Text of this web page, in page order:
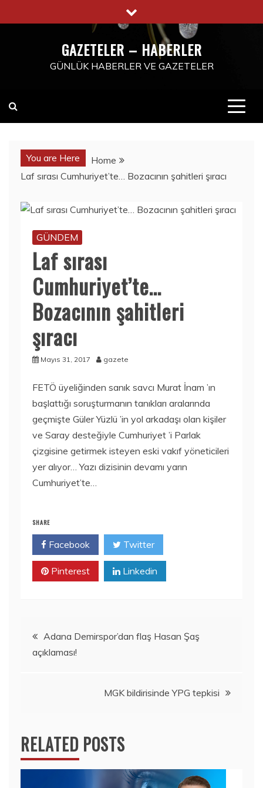
to
GAZETELER – HABERLER
GÜNLÜK HABERLER VE GAZETELER
You are Here
Home
Laf sırası Cumhuriyet’te… Bozacının şahitleri şıracı
GÜNDEM
Laf sırası
Cumhuriyet’te…
Bozacının şahitleri
şıracı
Mayıs 31, 2017 gazete
FETÖ üyeliğinden sanık savcı Murat İnam ’ın
başlattığı soruşturmanın tanıkları aralarında
geçmişte Güler Yüzlü ’in yol arkadaşı olan kişiler
ve Saray desteğiyle Cumhuriyet ’i Parlak
çizgisine getirmek isteyen eski vakıf yöneticileri
yer alıyor… Yazı dizisinin devamı yarın
Cumhuriyet’te…
SHARE
Facebook Twitter
Pinterest Linkedin
Yazı
dolaşımı
Adana Demirspor’dan flaş Hasan Şaş
açıklaması!
MGK bildirisinde YPG tepkisi
RELATED POSTS